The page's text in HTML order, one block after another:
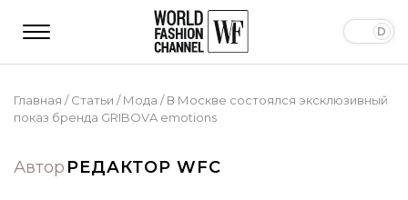
Главная /Статьи /Мода /В Москве состоялся эксклюзивный
показ бренда GRIBOVA emotions
Автор РЕДАКТОР WFC